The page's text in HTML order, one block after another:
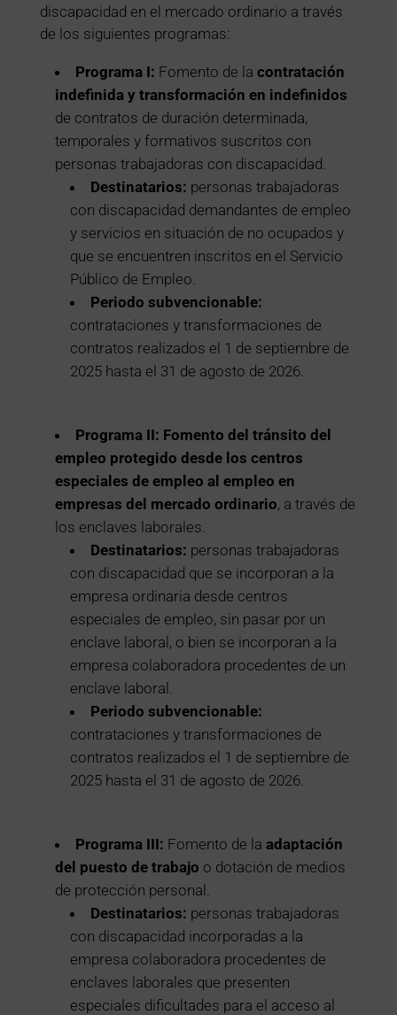
discapacidad en el mercado ordinario a través
de los siguientes programas:
Programa I: Fomento de la contratación
indefinida y transformación en indefinidos
de contratos de duración determinada,
temporales y formativos suscritos con
personas trabajadoras con discapacidad.
Destinatarios: personas trabajadoras
con discapacidad demandantes de empleo
y servicios en situación de no ocupados y
que se encuentren inscritos en el Servicio
Público de Empleo.
Periodo subvencionable:
contrataciones y transformaciones de
contratos realizados el 1 de septiembre de
2025 hasta el 31 de agosto de 2026.
Programa II: Fomento del tránsito del
empleo protegido desde los centros
especiales de empleo al empleo en
empresas del mercado ordinario, a través de
los enclaves laborales.
Destinatarios: personas trabajadoras
con discapacidad que se incorporan a la
empresa ordinaria desde centros
especiales de empleo, sin pasar por un
enclave laboral, o bien se incorporan a la
empresa colaboradora procedentes de un
enclave laboral.
Periodo subvencionable:
contrataciones y transformaciones de
contratos realizados el 1 de septiembre de
2025 hasta el 31 de agosto de 2026.
Programa III: Fomento de la adaptación
del puesto de trabajo o dotación de medios
de protección personal.
Destinatarios: personas trabajadoras
con discapacidad incorporadas a la
empresa colaboradora procedentes de
enclaves laborales que presenten
especiales dificultades para el acceso al